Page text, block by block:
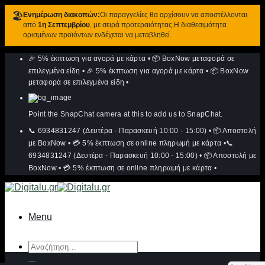
🏖️ Ενημέρωση διακοπών:Οι παραγγελίες θα αρχίσουν να αποστέλλονται
από 1η Σεπτεμβρίου, με σειρά προτεραιότητας.Η διαθεσιμότητα
ορισμένων προϊόντων ενδέχεται να μεταβληθεί.
περιεχόμενο
🎉 5% έκπτωση για αγορά με κάρτα • 📦 BoxNow μεταφορά σε
επιλεγμένα είδη • 🎉 5% έκπτωση για αγορά με κάρτα • 📦 BoxNow
μεταφορά σε επιλεγμένα είδη •
Point the SnapChat camera at this to add us to SnapChat.
📞 6934831247 (Δευτέρα - Παρασκευή 10:00 - 15:00) • 📦 Αποστολή
με BoxNow • 💳 5% έκπτωση σε online πληρωμή με κάρτα •📞
6934831247 (Δευτέρα - Παρασκευή 10:00 - 15:00) • 📦 Αποστολή με
BoxNow • 💳 5% έκπτωση σε online πληρωμή με κάρτα •
Menu
Αναζήτηση
για: